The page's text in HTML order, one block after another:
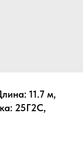
11.7 м,
25Г2С,